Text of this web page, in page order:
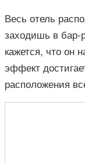
Весь отель
заходишь в бар-
кажется, что он
эффект
расположения